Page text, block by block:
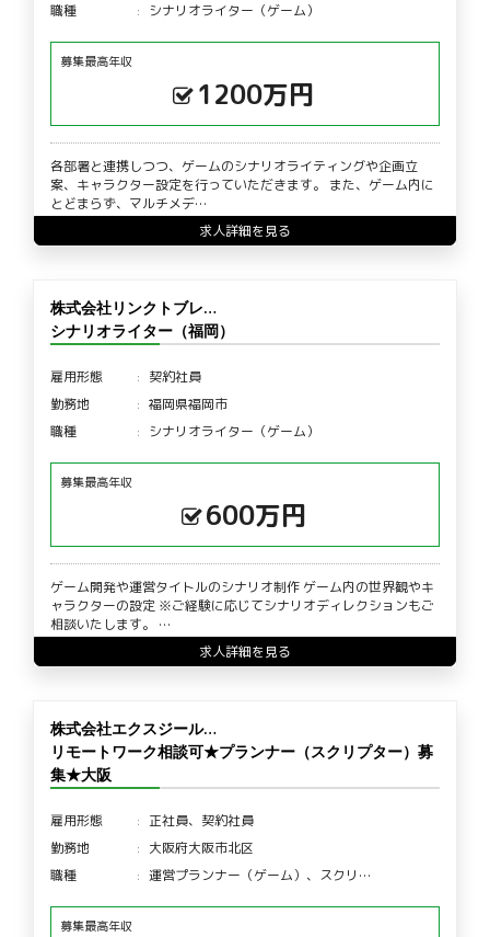
職種
シナリオライター（ゲーム）
募集最高年収
1200万円
各部署と連携しつつ、ゲームのシナリオライティングや企画立
案、キャラクター設定を行っていただきます。 また、ゲーム内に
とどまらず、マルチメデ…
求人詳細を見る
株式会社リンクトブレ…
シナリオライター（福岡）
雇用形態
契約社員
勤務地
福岡県福岡市
職種
シナリオライター（ゲーム）
募集最高年収
600万円
ゲーム開発や運営タイトルのシナリオ制作 ゲーム内の世界観やキ
ャラクターの設定 ※ご経験に応じてシナリオディレクションもご
相談いたします。 …
求人詳細を見る
株式会社エクスジール…
リモートワーク相談可★プランナー（スクリプター）募
集★大阪
雇用形態
正社員、契約社員
勤務地
大阪府大阪市北区
職種
運営プランナー（ゲーム）、スクリ…
募集最高年収